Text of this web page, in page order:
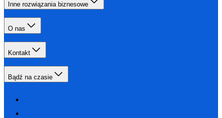
Inne rozwiązania biznesowe
O nas
Kontakt
Bądź na czasie